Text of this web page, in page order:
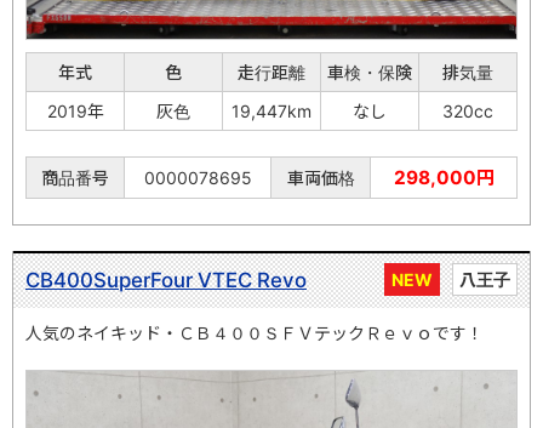
年式 色 走行距離 車検・保険
排気量
2019年
灰色 19,447km なし 320cc
商品番号 0000078695 車両価格 298,000円
NEW 八王子
CB400SuperFour VTEC Revo
人気のネイキッド・ＣＢ４００ＳＦＶテックＲｅｖｏです！